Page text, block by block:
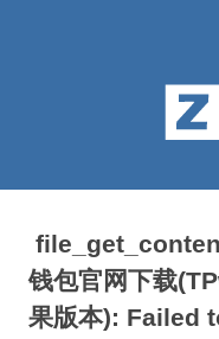
钱包官网下载
果版本): Failed